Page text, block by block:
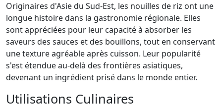
Originaires d'Asie du Sud-Est, les nouilles de riz ont une
longue histoire dans la gastronomie régionale. Elles
sont appréciées pour leur capacité à absorber les
saveurs des sauces et des bouillons, tout en conservant
une texture agréable après cuisson. Leur popularité
s'est étendue au-delà des frontières asiatiques,
devenant un ingrédient prisé dans le monde entier.
Utilisations Culinaires